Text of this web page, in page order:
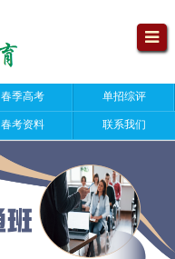
春季高考 单招综评
春考资料 联系我们